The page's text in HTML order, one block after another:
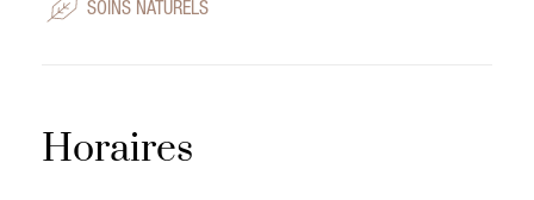
SOINS NATURELS
Horaires